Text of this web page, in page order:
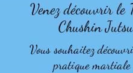
Venez découvrir le
Chushin
Vous souhaitez
pratique martiale